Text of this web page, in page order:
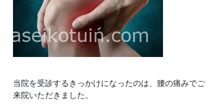
当院を受診するきっかけになったのは、腰の痛みでご
来院いただきました。